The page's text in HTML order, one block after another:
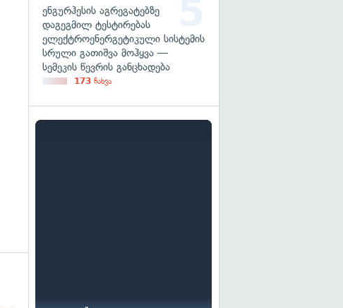
ენგურჰესის აგრეგატებზე
დაგეგმილ ტესტირებას
ელექტროენერგეტიკული სისტემის
სრული გათიშვა მოჰყვა —
სემეკის წევრის განცხადება
173 ნახვა